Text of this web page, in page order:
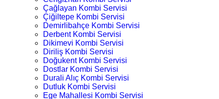
Çağlayan Kombi Servisi
Çiğiltepe Kombi Servisi
Demirlibahçe Kombi Servisi
Derbent Kombi Servisi
Dikimevi Kombi Servisi
Diriliş Kombi Servisi
Doğukent Kombi Servisi
Dostlar Kombi Servisi
Durali Alıç Kombi Servisi
Dutluk Kombi Servisi
Ege Mahallesi Kombi Servisi